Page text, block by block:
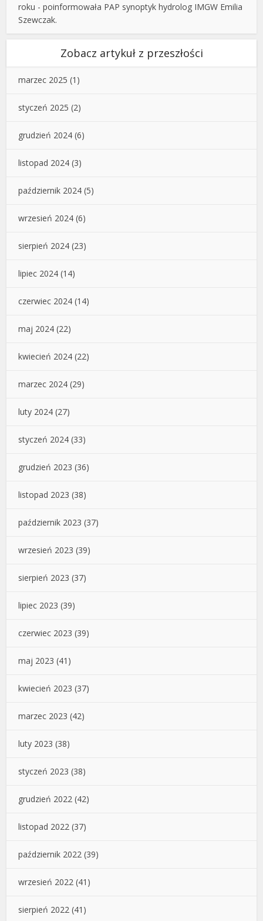
roku - poinformowała PAP synoptyk hydrolog IMGW Emilia
Szewczak.
Zobacz artykuł z przeszłości
marzec 2025 (1)
styczeń 2025 (2)
grudzień 2024 (6)
listopad 2024 (3)
październik 2024 (5)
wrzesień 2024 (6)
sierpień 2024 (23)
lipiec 2024 (14)
czerwiec 2024 (14)
maj 2024 (22)
kwiecień 2024 (22)
marzec 2024 (29)
luty 2024 (27)
styczeń 2024 (33)
grudzień 2023 (36)
listopad 2023 (38)
październik 2023 (37)
wrzesień 2023 (39)
sierpień 2023 (37)
lipiec 2023 (39)
czerwiec 2023 (39)
maj 2023 (41)
kwiecień 2023 (37)
marzec 2023 (42)
luty 2023 (38)
styczeń 2023 (38)
grudzień 2022 (42)
listopad 2022 (37)
październik 2022 (39)
wrzesień 2022 (41)
sierpień 2022 (41)